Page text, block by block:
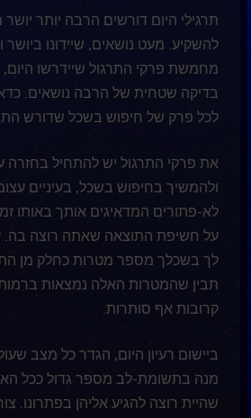
תרגילי היום דורשים הרבה יותר
להשקיע. מעט נושאים, שיידונו ביושר
מחמשת פרקי התרגול שיידרשו היום,
בדיקה שטחית של הרבה נושאים.
לכל פרק של חיפוש בשכל שדורש
את פרקי התרגול יש להתחיל בחזרה על
ולהמשיך בחיפוש בשכל, בעיניים
לא-פתורים המדאיגים אותך באותו
על חשיפת התוצאה שאתה רוצה בה.
לך בשכלך מספר מטרות כחלק מן
תבין שהמטרות האלה נמצאות ברמות
קרובות אף סותרות.
ביישום רעיון היום, הגדר כל מצב
מנה בתשומת-לב מספר גדול ככל
שהיית רוצה להגיע אליהן בפתרונו.